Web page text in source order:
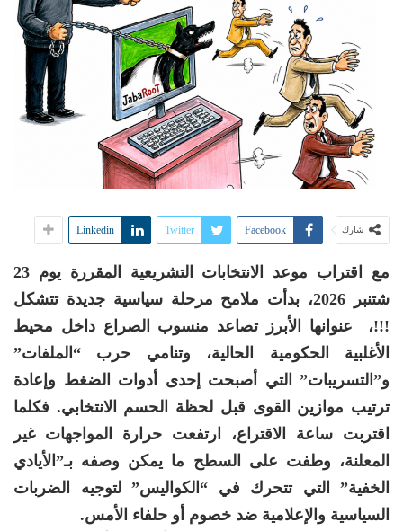
شارك Facebook
Twitter
Linkedin
مع اقتراب موعد الانتخابات التشريعية المقررة يوم 23
شتنبر 2026، بدأت ملامح مرحلة سياسية جديدة تتشكل
!!!، عنوانها الأبرز تصاعد منسوب الصراع داخل محيط
الأغلبية الحكومية الحالية، وتنامي حرب “الملفات”
و”التسريبات” التي أصبحت إحدى أدوات الضغط وإعادة
ترتيب موازين القوى قبل لحظة الحسم الانتخابي. فكلما
اقتربت ساعة الاقتراع، ارتفعت حرارة المواجهات غير
المعلنة، وطفت على السطح ما يمكن وصفه بـ”الأيادي
الخفية” التي تتحرك في “الكواليس” لتوجيه الضربات
السياسية والإعلامية ضد خصوم أو حلفاء الأمس.